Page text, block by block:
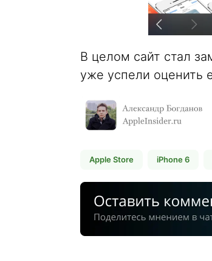
В целом сайт стал
уже успели оценить
Apple Store iPhone 6